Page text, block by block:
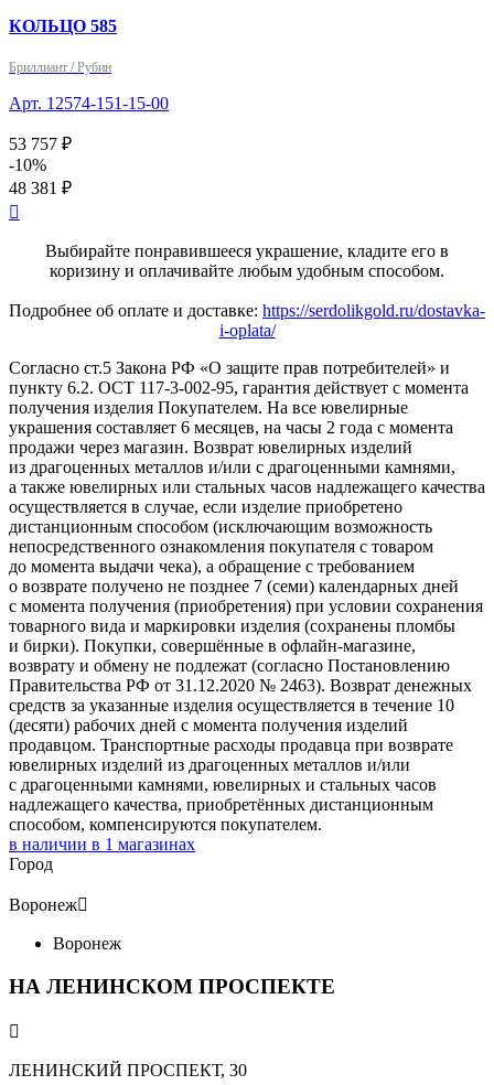
КОЛЬЦО 585
Бриллиант / Рубин
Арт. 12574-151-15-00
53 757 ₽
-10%
48 381 ₽

Выбирайте понравившееся украшение, кладите его в
коризину и оплачивайте любым удобным способом.
Подробнее об оплате и доставке: https://serdolikgold.ru/dostavka-
i-oplata/
Согласно ст.5 Закона РФ «О защите прав потребителей» и
пункту 6.2. ОСТ 117-3-002-95, гарантия действует с момента
получения изделия Покупателем. На все ювелирные
украшения составляет 6 месяцев, на часы 2 года с момента
продажи через магазин. Возврат ювелирных изделий
из драгоценных металлов и/или с драгоценными камнями,
а также ювелирных или стальных часов надлежащего качества
осуществляется в случае, если изделие приобретено
дистанционным способом (исключающим возможность
непосредственного ознакомления покупателя с товаром
до момента выдачи чека), а обращение с требованием
о возврате получено не позднее 7 (семи) календарных дней
с момента получения (приобретения) при условии сохранения
товарного вида и маркировки изделия (сохранены пломбы
и бирки). Покупки, совершённые в офлайн-магазине,
возврату и обмену не подлежат (согласно Постановлению
Правительства РФ от 31.12.2020 № 2463). Возврат денежных
средств за указанные изделия осуществляется в течение 10
(десяти) рабочих дней с момента получения изделий
продавцом. Транспортные расходы продавца при возврате
ювелирных изделий из драгоценных металлов и/или
с драгоценными камнями, ювелирных и стальных часов
надлежащего качества, приобретённых дистанционным
способом, компенсируются покупателем.
в наличии в 1 магазинах
Город
Воронеж
Воронеж
НА ЛЕНИНСКОМ ПРОСПЕКТЕ

ЛЕНИНСКИЙ ПРОСПЕКТ, 30